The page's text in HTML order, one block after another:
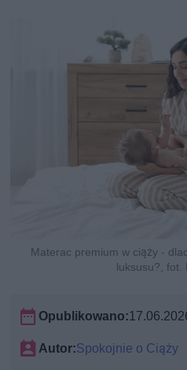
Materac premium w ciąży -
luksusu?, fot.
Opublikowano:
Autor:Spokojnie o Ciąży